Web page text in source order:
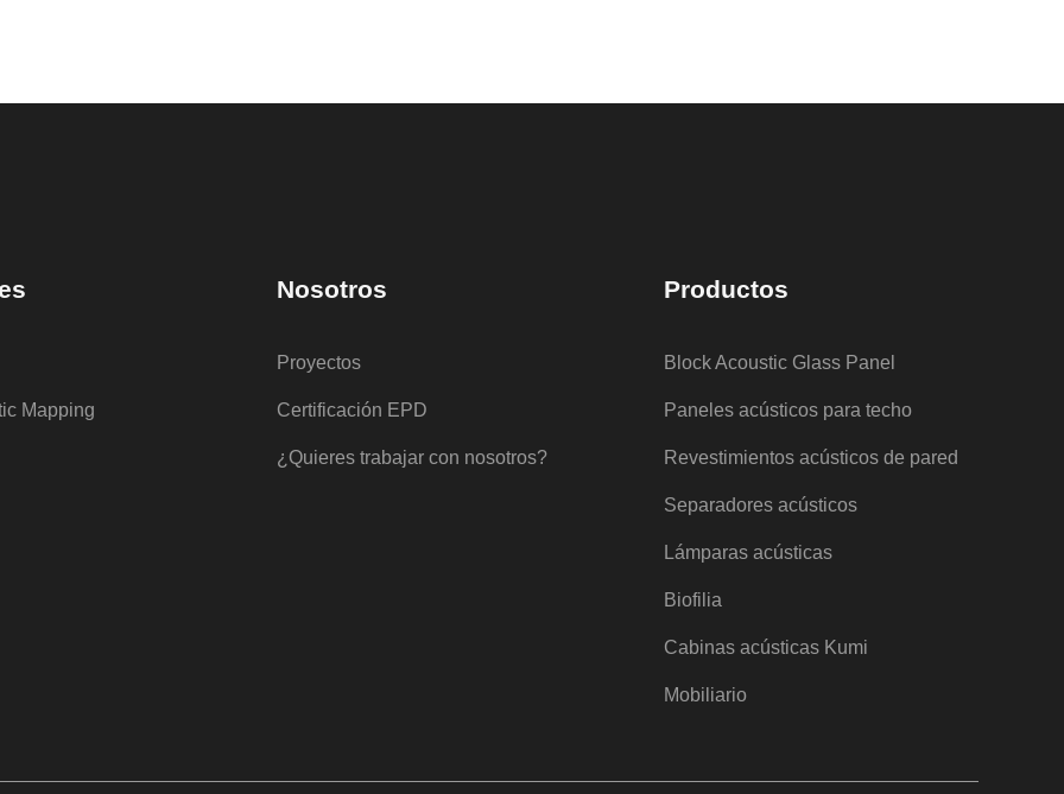
Mapping
Nosotros
Proyectos
Certificación EPD
¿Quieres trabajar con nosotros?
Productos
Block Acoustic Glass Panel
Paneles acústicos para techo
Revestimientos acústicos de pared
Separadores acústicos
Lámparas acústicas
Biofilia
Cabinas acústicas Kumi
Mobiliario